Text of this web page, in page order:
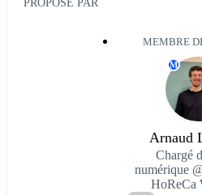
MEMBRE
M
Arnaud
Chargé
numérique
HoReCa